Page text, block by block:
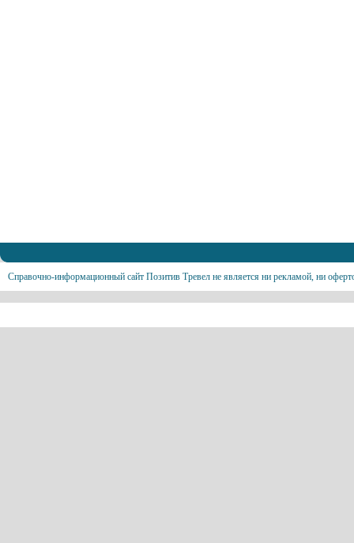
Справочно-информационный сайт Позитив Тревел не является ни рекламой, ни